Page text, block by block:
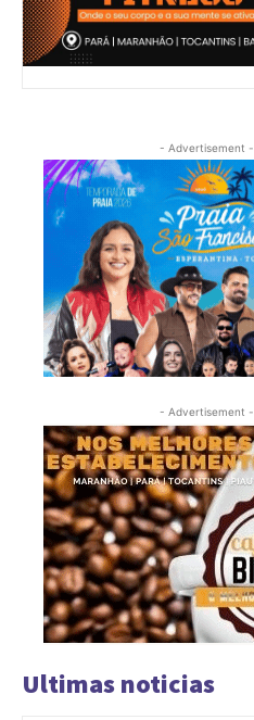
- Advertisement -
- Advertisement -
Ultimas noticias